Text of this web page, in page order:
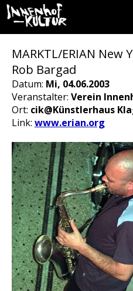
MARKTL/ERIAN
Rob Bargad
Datum: Mi, 04.06.2003
Veranstalter: Verein
Ort: cik@Künstlerhaus
Link: www.erian.org